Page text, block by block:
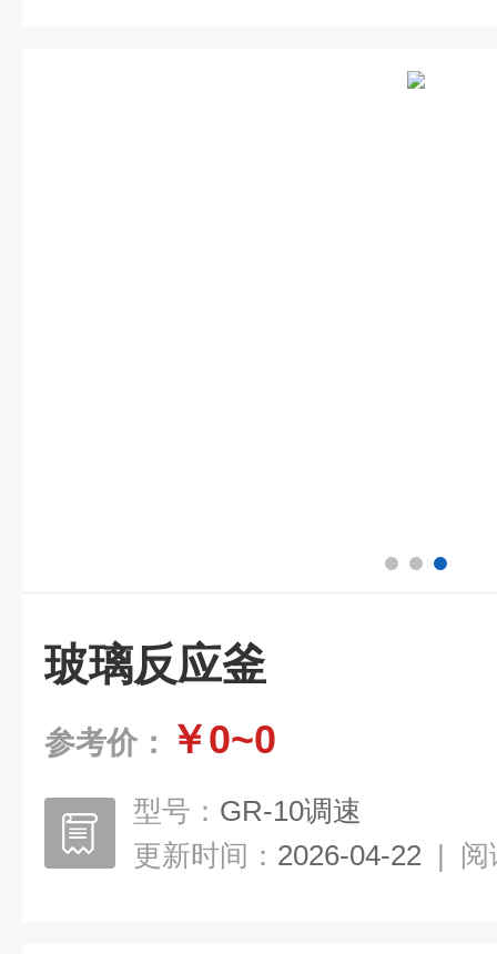
玻璃反应釜
参考价： ￥0~0
型号： GR-10调速
更新时间： 2026-04-22 | 阅